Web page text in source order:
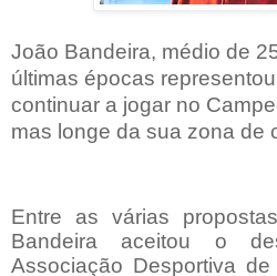
João Bandeira, médio de
últimas épocas
continuar a jogar no
mas longe da sua zona de
Entre as várias
Bandeira aceitou o
Associação Desportiva